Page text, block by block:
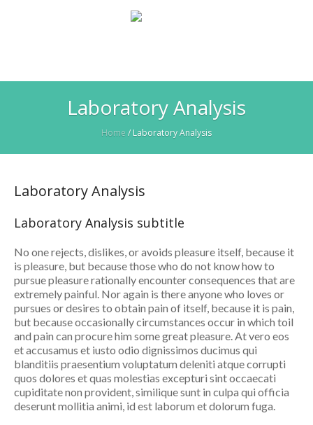
Laboratory Analysis
Home / Laboratory Analysis
Laboratory Analysis
Laboratory Analysis subtitle
No one rejects, dislikes, or avoids pleasure itself, because it
is pleasure, but because those who do not know how to
pursue pleasure rationally encounter consequences that are
extremely painful. Nor again is there anyone who loves or
pursues or desires to obtain pain of itself, because it is pain,
but because occasionally circumstances occur in which toil
and pain can procure him some great pleasure. At vero eos
et accusamus et iusto odio dignissimos ducimus qui
blanditiis praesentium voluptatum deleniti atque corrupti
quos dolores et quas molestias excepturi sint occaecati
cupiditate non provident, similique sunt in culpa qui officia
deserunt mollitia animi, id est laborum et dolorum fuga.